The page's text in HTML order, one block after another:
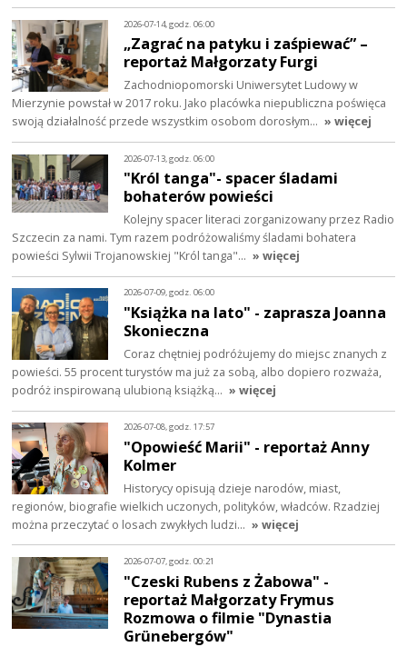
2026-07-14, godz. 06:00
„Zagrać na patyku i zaśpiewać” –
reportaż Małgorzaty Furgi
Zachodniopomorski Uniwersytet Ludowy w
Mierzynie powstał w 2017 roku. Jako placówka niepubliczna poświęca
swoją działalność przede wszystkim osobom dorosłym… » więcej
2026-07-13, godz. 06:00
"Król tanga"- spacer śladami
bohaterów powieści
Kolejny spacer literaci zorganizowany przez Radio
Szczecin za nami. Tym razem podróżowaliśmy śladami bohatera
powieści Sylwii Trojanowskiej "Król tanga"… » więcej
2026-07-09, godz. 06:00
"Książka na lato" - zaprasza Joanna
Skonieczna
Coraz chętniej podróżujemy do miejsc znanych z
powieści. 55 procent turystów ma już za sobą, albo dopiero rozważa,
podróż inspirowaną ulubioną książką… » więcej
2026-07-08, godz. 17:57
"Opowieść Marii" - reportaż Anny
Kolmer
Historycy opisują dzieje narodów, miast,
regionów, biografie wielkich uczonych, polityków, władców. Rzadziej
można przeczytać o losach zwykłych ludzi… » więcej
2026-07-07, godz. 00:21
"Czeski Rubens z Żabowa" -
reportaż Małgorzaty Frymus
Rozmowa o filmie "Dynastia
Grünebergów"